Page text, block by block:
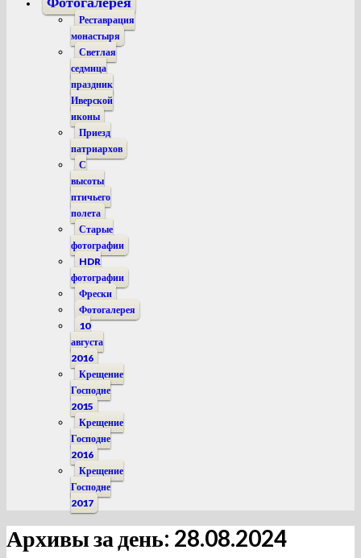
Реставрация
монастыря
Светлая
седмица
праздник
Иверской
иконы
Приезд
патриархов
С
высоты
птичьего
полета
Старые
фотографии
HDR
фотографии
Фрески
Фотогалерея
10
августа
2016
Крещение
Господне
2015
Крещение
Господне
2016
Крещение
Господне
2017
Архивы за день: 28.08.2024